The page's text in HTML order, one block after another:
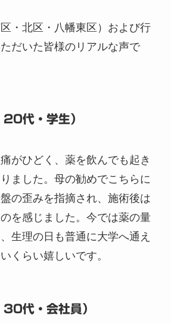
・北区・八幡東区）および行
だいた皆様のリアルな声で
代・学生）
がひどく、薬を飲んでも起き
ました。母の勧めでこちらに
の歪みを指摘され、施術後は
を感じました。今では薬の量
生理の日も普通に大学へ通え
くらい嬉しいです。
代・会社員）